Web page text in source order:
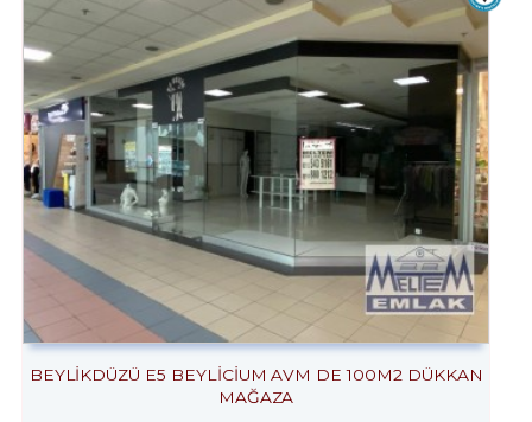
BEYLİKDÜZÜ E5 BEYLİCİUM AVM DE 100M2 DÜKKAN
MAĞAZA